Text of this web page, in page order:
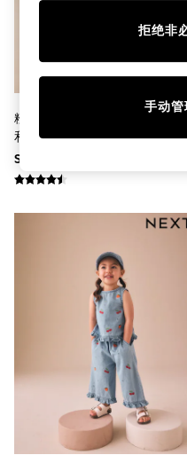
Sneakers
Wellies
Pull On
Stretch
Waterproof
Shower Resistant
Multipack Leggings
Multipack Pyjamas
Multipack Shorts
Multipack T-Shirts
Multipack
All Underwear
Nighties
Pyjamas
Robes
Sleepsuits
Summer
Socks & Tights
粉色/橙色条纹/钩针花朵 - 上衣
和裤子套装（3个月-7岁）
SGD 37 - SGD 45
手动管
拒绝非